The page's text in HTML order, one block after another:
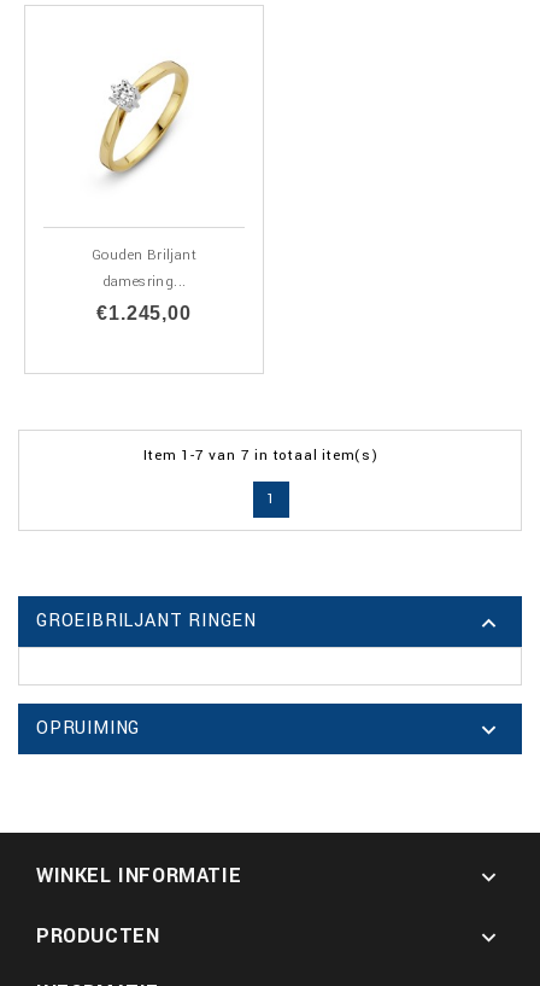
Gouden Briljant
damesring...
€1.245,00
Item 1-7 van 7 in totaal item(s)
1
GROEIBRILJANT RINGEN 
OPRUIMING 
WINKEL INFORMATIE 
PRODUCTEN
